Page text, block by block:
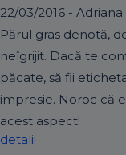
22/03/2016 -
Părul gras denotă,
neîgrijit. Dacă te
păcate, să fii
impresie. Noroc că
acest aspect!
detalii